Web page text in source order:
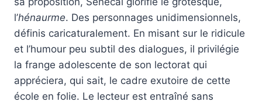
l’hénaurme. Des personnages unidimensionnels,
définis caricaturalement. En misant sur le ridicule
et l’humour peu subtil des dialogues, il privilégie
la frange adolescente de son lectorat qui
appréciera, qui sait, le cadre exutoire de cette
école en folie. Le lecteur est entraîné sans